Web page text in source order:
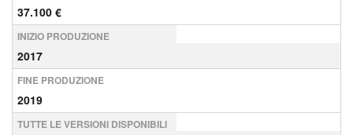
37.100 €
INIZIO PRODUZIONE
2017
FINE PRODUZIONE
2019
TUTTE LE VERSIONI DISPONIBILI